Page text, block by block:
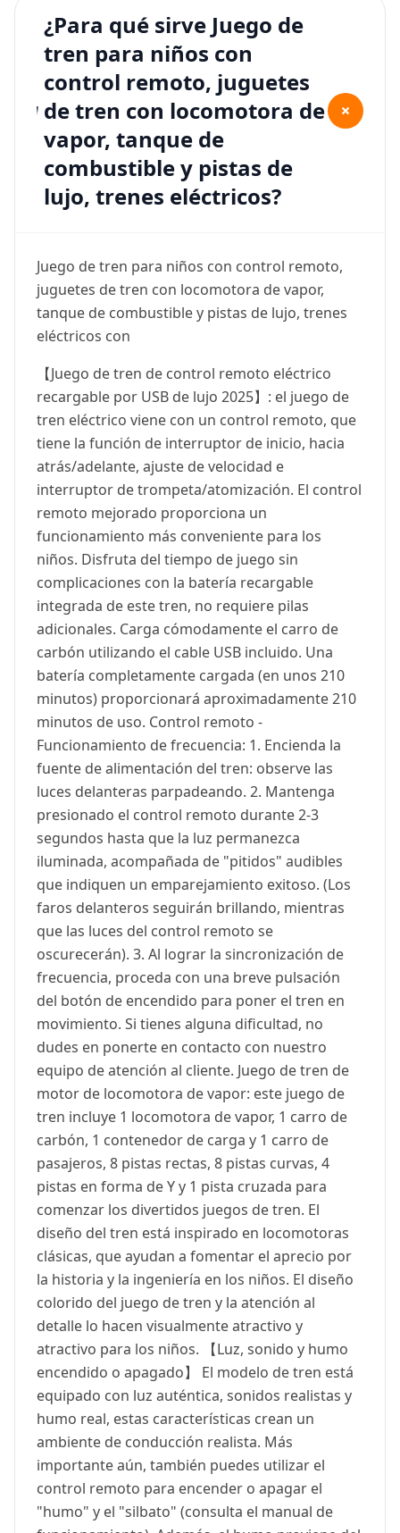
¿Para qué sirve Juego de
tren para niños con
control remoto, juguetes
de tren con locomotora de
vapor, tanque de
combustible y pistas de
lujo, trenes eléctricos?
+
Juego de tren para niños con control remoto,
juguetes de tren con locomotora de vapor,
tanque de combustible y pistas de lujo, trenes
eléctricos con
【Juego de tren de control remoto eléctrico
recargable por USB de lujo 2025】: el juego de
tren eléctrico viene con un control remoto, que
tiene la función de interruptor de inicio, hacia
atrás/adelante, ajuste de velocidad e
interruptor de trompeta/atomización. El control
remoto mejorado proporciona un
funcionamiento más conveniente para los
niños. Disfruta del tiempo de juego sin
complicaciones con la batería recargable
integrada de este tren, no requiere pilas
adicionales. Carga cómodamente el carro de
carbón utilizando el cable USB incluido. Una
batería completamente cargada (en unos 210
minutos) proporcionará aproximadamente 210
minutos de uso. Control remoto -
Funcionamiento de frecuencia: 1. Encienda la
fuente de alimentación del tren: observe las
luces delanteras parpadeando. 2. Mantenga
presionado el control remoto durante 2-3
segundos hasta que la luz permanezca
iluminada, acompañada de "pitidos" audibles
que indiquen un emparejamiento exitoso. (Los
faros delanteros seguirán brillando, mientras
que las luces del control remoto se
oscurecerán). 3. Al lograr la sincronización de
frecuencia, proceda con una breve pulsación
del botón de encendido para poner el tren en
movimiento. Si tienes alguna dificultad, no
dudes en ponerte en contacto con nuestro
equipo de atención al cliente. Juego de tren de
motor de locomotora de vapor: este juego de
tren incluye 1 locomotora de vapor, 1 carro de
carbón, 1 contenedor de carga y 1 carro de
pasajeros, 8 pistas rectas, 8 pistas curvas, 4
pistas en forma de Y y 1 pista cruzada para
comenzar los divertidos juegos de tren. El
diseño del tren está inspirado en locomotoras
clásicas, que ayudan a fomentar el aprecio por
la historia y la ingeniería en los niños. El diseño
colorido del juego de tren y la atención al
detalle lo hacen visualmente atractivo y
atractivo para los niños. 【Luz, sonido y humo
encendido o apagado】 El modelo de tren está
equipado con luz auténtica, sonidos realistas y
humo real, estas características crean un
ambiente de conducción realista. Más
importante aún, también puedes utilizar el
control remoto para encender o apagar el
"humo" y el "silbato" (consulta el manual de